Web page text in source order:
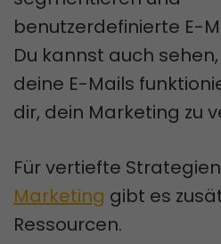
benutzerdefinierte E-
Du kannst auch
deine E-Mails
dir, dein Marketing zu
Für vertiefte
Marketing gibt es
Ressourcen.